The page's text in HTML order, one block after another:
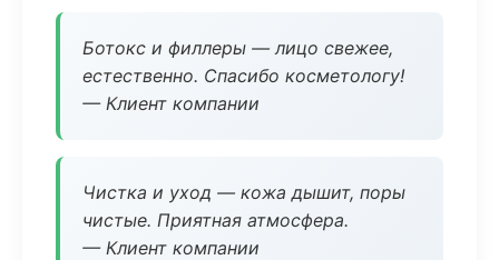
Ботокс и филлеры — лицо свежее,
естественно. Спасибо косметологу!
— Клиент компании
Чистка и уход — кожа дышит, поры
чистые. Приятная атмосфера.
— Клиент компании